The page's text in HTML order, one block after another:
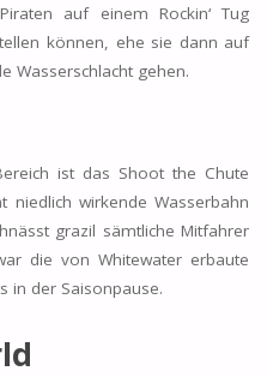
auf einem Rockin‘ Tug
können, ehe sie dann auf
Wasserschlacht gehen.
ist das Shoot the Chute
wirkende Wasserbahn
grazil sämtliche Mitfahrer
die von Whitewater erbaute
in der Saisonpause.